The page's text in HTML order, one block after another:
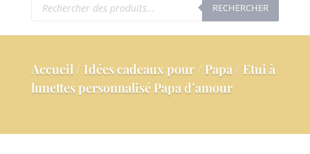
de RECHERCHER
Accueil/ Idées cadeaux pour/ Papa/ Etui à
lunettes personnalisé Papa d’amour